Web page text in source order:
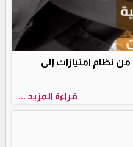
من نظام امتيازات إلى
قراءة المزيد ...